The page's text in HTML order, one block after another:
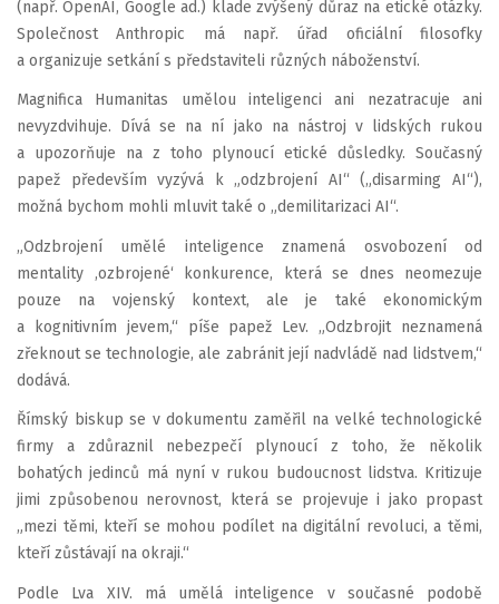
(např. OpenAI, Google ad.) klade zvýšený důraz na etické otázky.
Společnost Anthropic má např. úřad oficiální filosofky
a organizuje setkání s představiteli různých náboženství.
Magnifica Humanitas umělou inteligenci ani nezatracuje ani
nevyzdvihuje. Dívá se na ní jako na nástroj v lidských rukou
a upozorňuje na z toho plynoucí etické důsledky. Současný
papež především vyzývá k „odzbrojení AI“ („disarming AI“),
možná bychom mohli mluvit také o „demilitarizaci AI“.
„Odzbrojení umělé inteligence znamená osvobození od
mentality ‚ozbrojené‘ konkurence, která se dnes neomezuje
pouze na vojenský kontext, ale je také ekonomickým
a kognitivním jevem,“ píše papež Lev. „Odzbrojit neznamená
zřeknout se technologie, ale zabránit její nadvládě nad lidstvem,“
dodává.
Římský biskup se v dokumentu zaměřil na velké technologické
firmy a zdůraznil nebezpečí plynoucí z toho, že několik
bohatých jedinců má nyní v rukou budoucnost lidstva. Kritizuje
jimi způsobenou nerovnost, která se projevuje i jako propast
„mezi těmi, kteří se mohou podílet na digitální revoluci, a těmi,
kteří zůstávají na okraji.“
Podle Lva XIV. má umělá inteligence v současné podobě